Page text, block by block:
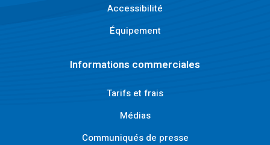
Accessibilité
Équipement
Informations commerciales
Tarifs et frais
Médias
Communiqués de presse